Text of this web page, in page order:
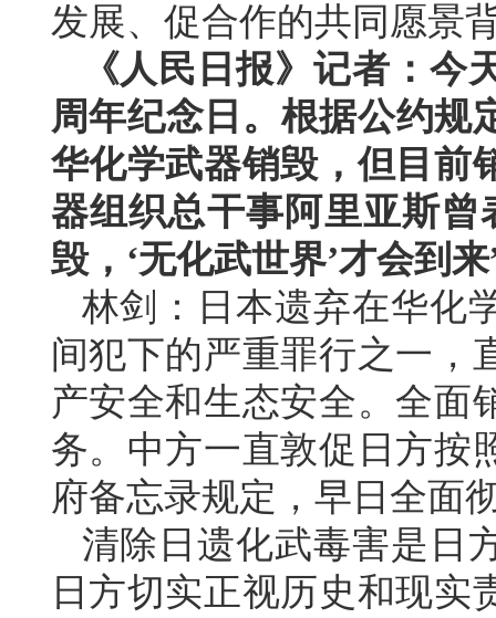
发展、促合作的共同愿景
《人民日报》记者：今
周年纪念日。根据公约规
华化学武器销毁，但目前
器组织总干事阿里亚斯
毁，‘无化武世界’才会到
林剑：日本遗弃在华化
间犯下的严重罪行之一，
产安全和生态安全。全面
务。中方一直敦促日方按
府备忘录规定，早日全面
清除日遗化武毒害是日
日方切实正视历史和现实